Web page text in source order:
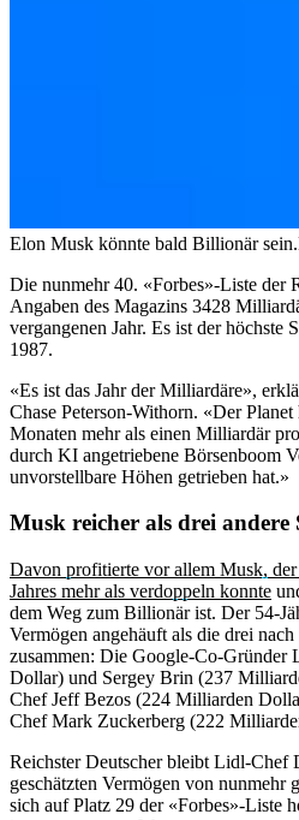
Elon Musk könnte bald Billionär sein.
Die nunmehr 40. «Forbes»-Liste der
Angaben des Magazins 3428
vergangenen Jahr. Es ist der höchste
1987.
«Es ist das Jahr der Milliardäre»,
Chase Peterson-Withorn. «Der
Monaten mehr als einen Milliardär
durch KI angetriebene Börsenboom
unvorstellbare Höhen getrieben hat.»
Musk reicher als drei andere
Davon profitierte vor allem Musk,
Jahres mehr als verdoppeln konnte
dem Weg zum Billionär ist. Der 54-
Vermögen angehäuft als die drei
zusammen: Die Google-Co-Gründer
Dollar) und Sergey Brin (237
Chef Jeff Bezos (224 Milliarden
Chef Mark Zuckerberg (222
Reichster Deutscher bleibt Lidl-Chef
geschätzten Vermögen von
sich auf Platz 29 der «Forbes»-Liste